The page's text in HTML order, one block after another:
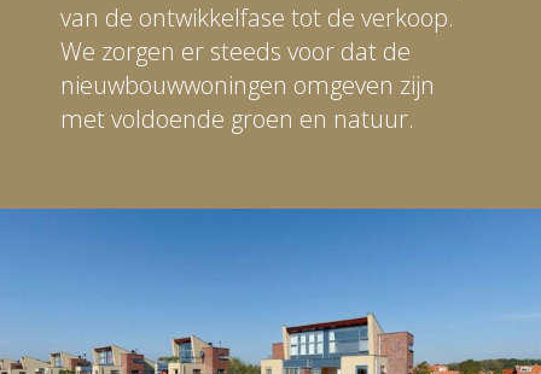
van de ontwikkelfase tot de verkoop.
We zorgen er steeds voor dat de
nieuwbouwwoningen omgeven zijn
met voldoende groen en natuur.